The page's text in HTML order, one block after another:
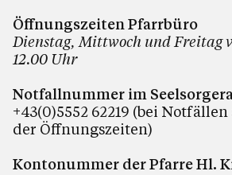
Öffnungszeiten Pfarrbüro
Dienstag, Mittwoch und Freitag
12.00 Uhr
Notfallnummer im
+43(0)5552 62219 (bei
der Öffnungszeiten)
Kontonummer der Pfarre Hl.